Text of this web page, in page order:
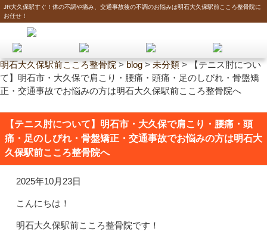
JR大久保駅すぐ！体の不調や痛み、交通事故後の不調のお悩みは明石大久保駅前こころ整骨院に
お任せ！
明石大久保駅前こころ整骨院>blog>未分類>【テニス肘につい
て】明石市・大久保で肩こり・腰痛・頭痛・足のしびれ・骨盤矯
正・交通事故でお悩みの方は明石大久保駅前こころ整骨院へ
【テニス肘について】明石市・大久保で肩こり・腰痛・頭
痛・足のしびれ・骨盤矯正・交通事故でお悩みの方は明石大
久保駅前こころ整骨院へ
2025年10月23日
こんにちは！
明石大久保駅前こころ整骨院です！